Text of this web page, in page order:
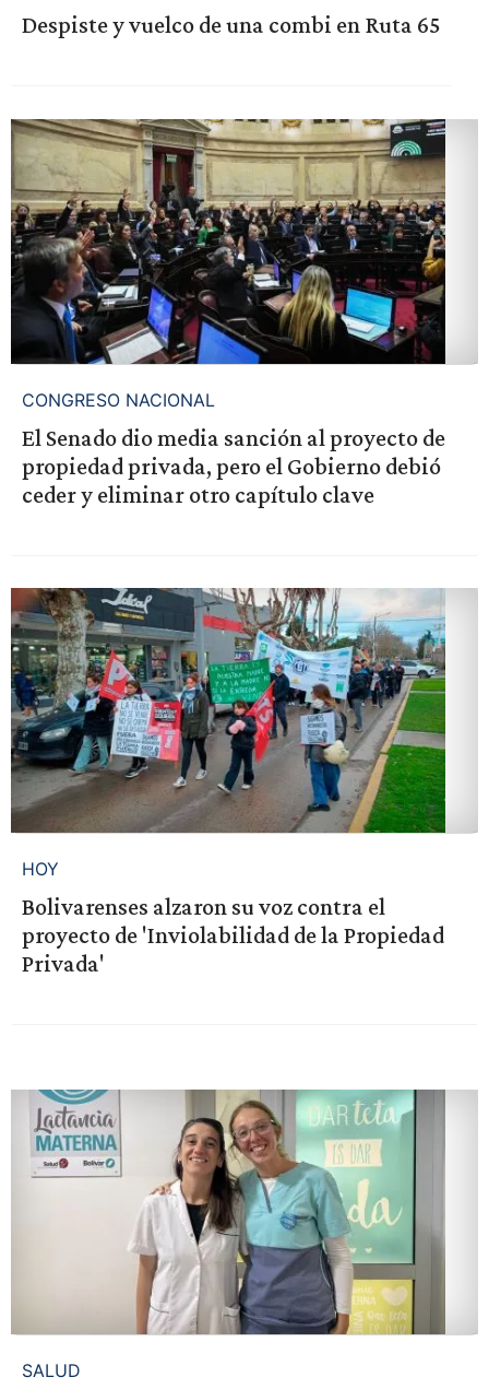
Despiste y vuelco de una combi en Ruta 65
CONGRESO NACIONAL
El Senado dio media sanción al proyecto de
propiedad privada, pero el Gobierno debió
ceder y eliminar otro capítulo clave
HOY
Bolivarenses alzaron su voz contra el
proyecto de 'Inviolabilidad de la Propiedad
Privada'
SALUD